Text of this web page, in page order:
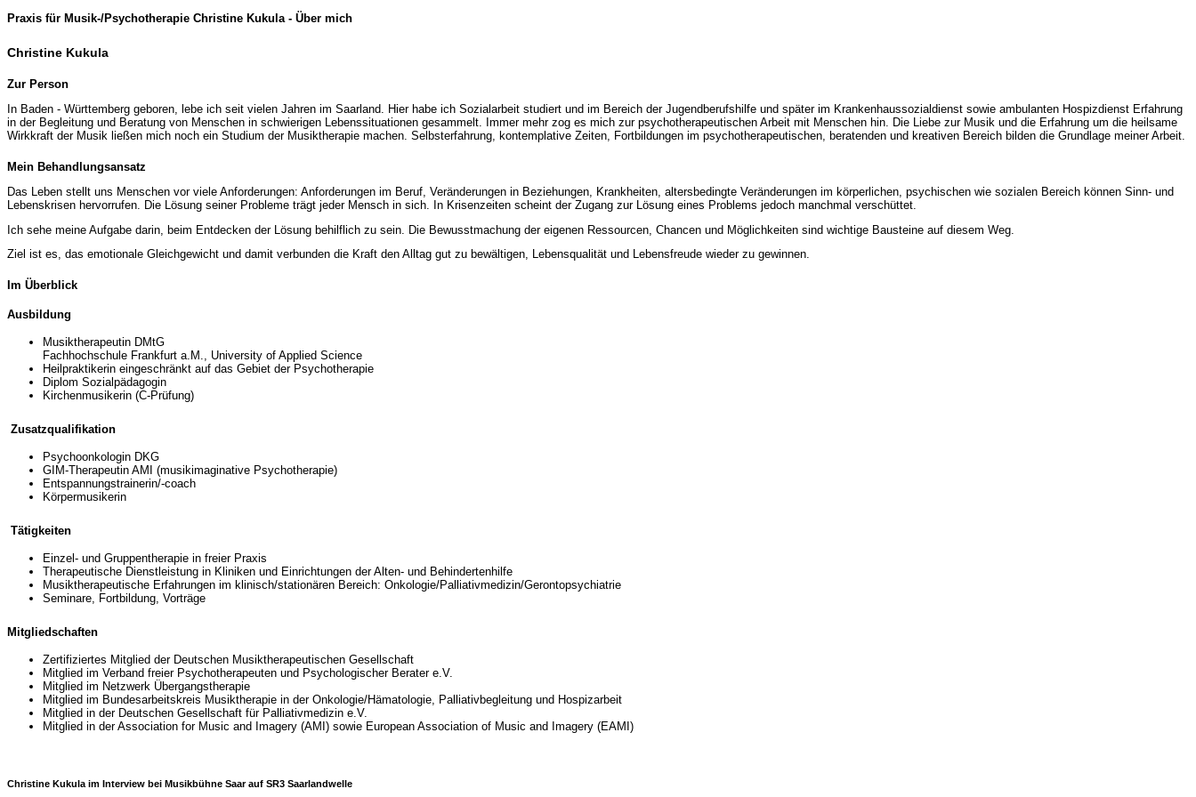
Praxis für Musik-/Psychotherapie Christine Kukula - Über mich
Christine Kukula
Zur Person
In Baden - Württemberg geboren, lebe ich seit vielen Jahren im Saarland. Hier habe ich Sozialarbeit studiert und im Bereich der Jugendberufshilfe und später im Krankenhaussozialdienst sowie ambulanten Hospizdienst Erfahrung
in der Begleitung und Beratung von Menschen in schwierigen Lebenssituationen gesammelt. Immer mehr zog es mich zur psychotherapeutischen Arbeit mit Menschen hin. Die Liebe zur Musik und die Erfahrung um die heilsame
Wirkkraft der Musik ließen mich noch ein Studium der Musiktherapie machen. Selbsterfahrung, kontemplative Zeiten, Fortbildungen im psychotherapeutischen, beratenden und kreativen Bereich bilden die Grundlage meiner Arbeit.
Mein Behandlungsansatz
Das Leben stellt uns Menschen vor viele Anforderungen: Anforderungen im Beruf, Veränderungen in Beziehungen, Krankheiten, altersbedingte Veränderungen im körperlichen, psychischen wie sozialen Bereich können Sinn- und
Lebenskrisen hervorrufen. Die Lösung seiner Probleme trägt jeder Mensch in sich. In Krisenzeiten scheint der Zugang zur Lösung eines Problems jedoch manchmal verschüttet.
Ich sehe meine Aufgabe darin, beim Entdecken der Lösung behilflich zu sein. Die Bewusstmachung der eigenen Ressourcen, Chancen und Möglichkeiten sind wichtige Bausteine auf diesem Weg.
Ziel ist es, das emotionale Gleichgewicht und damit verbunden die Kraft den Alltag gut zu bewältigen, Lebensqualität und Lebensfreude wieder zu gewinnen.
Im Überblick
Ausbildung
Musiktherapeutin DMtG
Fachhochschule Frankfurt a.M., University of Applied Science
Heilpraktikerin eingeschränkt auf das Gebiet der Psychotherapie
Diplom Sozialpädagogin
Kirchenmusikerin (C-Prüfung)
Zusatzqualifikation
Psychoonkologin DKG
GIM-Therapeutin AMI (musikimaginative Psychotherapie)
Entspannungstrainerin/-coach
Körpermusikerin
Tätigkeiten
Einzel- und Gruppentherapie in freier Praxis
Therapeutische Dienstleistung in Kliniken und Einrichtungen der Alten- und Behindertenhilfe
Musiktherapeutische Erfahrungen im klinisch/stationären Bereich: Onkologie/Palliativmedizin/Gerontopsychiatrie
Seminare, Fortbildung, Vorträge
Mitgliedschaften
Zertifiziertes Mitglied der Deutschen Musiktherapeutischen Gesellschaft
Mitglied im Verband freier Psychotherapeuten und Psychologischer Berater e.V.
Mitglied im Netzwerk Übergangstherapie
Mitglied im Bundesarbeitskreis Musiktherapie in der Onkologie/Hämatologie, Palliativbegleitung und Hospizarbeit
Mitglied in der Deutschen Gesellschaft für Palliativmedizin e.V.
Mitglied in der Association for Music and Imagery (AMI) sowie European Association of Music and Imagery (EAMI)
Christine Kukula im Interview bei Musikbühne Saar auf SR3 Saarlandwelle